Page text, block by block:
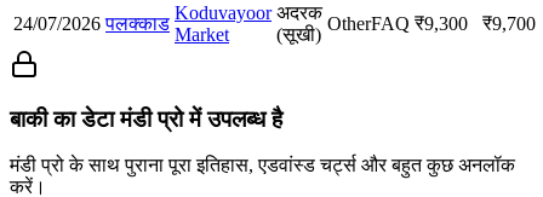
24/07/2026 पलक्काड
Koduvayoor
Market
अदरक
(सूखी)
OtherFAQ ₹9,300 ₹9,700
बाकी का डेटा मंडी प्रो में उपलब्ध है
मंडी प्रो के साथ पुराना पूरा इतिहास, एडवांस्ड चर्ट्स और बहुत कुछ अनलॉक
करें।